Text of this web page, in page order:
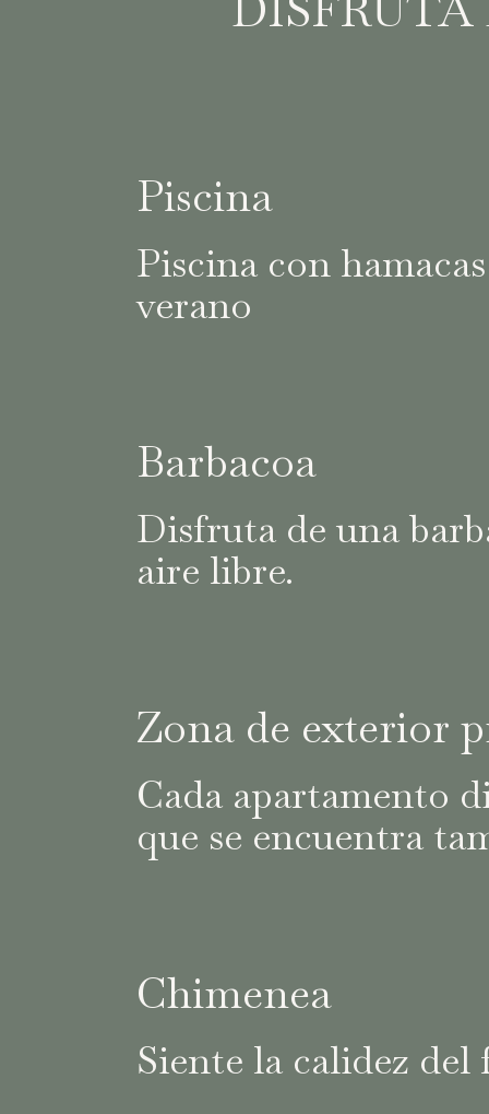
Piscina
Piscina con
verano
Barbacoa
Disfruta de una
aire libre.
Zona de exterior
Cada apartamento
que se encuentra
Chimenea
Siente la calidez